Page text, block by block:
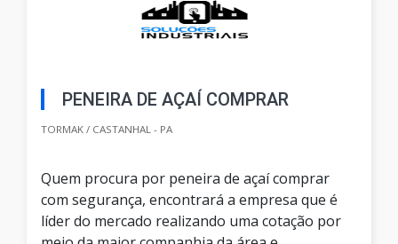
PENEIRA DE AÇAÍ COMPRAR
TORMAK / CASTANHAL - PA
Quem procura por peneira de açaí comprar
com segurança, encontrará a empresa que é
líder do mercado realizando uma cotação por